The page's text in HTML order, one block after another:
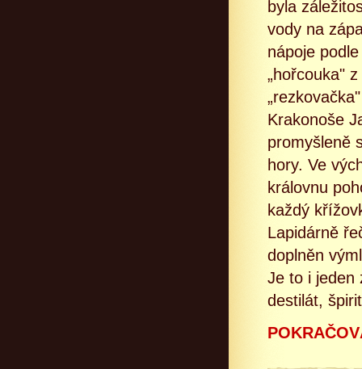
byla
vody na
nápoje
„hořcouka"
Krakonoše
promyšleně
hory. Ve
královnu
každý
Lapidárně
doplněn
Je to i jeden
destilát,